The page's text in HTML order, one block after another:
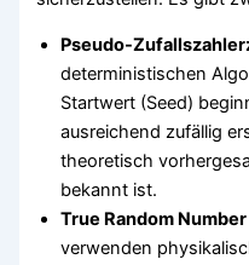
Pseudo-
deterministischen
Startwert (Seed)
ausreichend zufällig
theoretisch
bekannt ist.
True Random
verwenden